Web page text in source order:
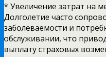
* Увеличение затрат на
Долголетие часто
заболеваемости и
обслуживании, что
выплату страховых